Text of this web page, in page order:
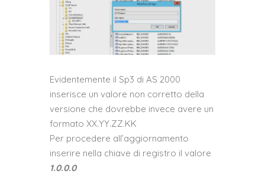
Evidentemente il Sp3 di AS 2000
inserisce un valore non corretto della
versione che dovrebbe invece avere un
formato XX.YY.ZZ.KK
Per procedere all’aggiornamento
inserire nella chiave di registro il valore
1.0.0.0